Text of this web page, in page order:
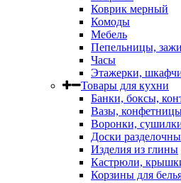
Коврик мерный
Комоды
Мебель
Пепельницы,
Часы
Этажерки,
Товары для кухни
Банки, боксы,
Вазы,
Воронки,
Доски
Изделия из глины
Кастрюли,
Корзины для